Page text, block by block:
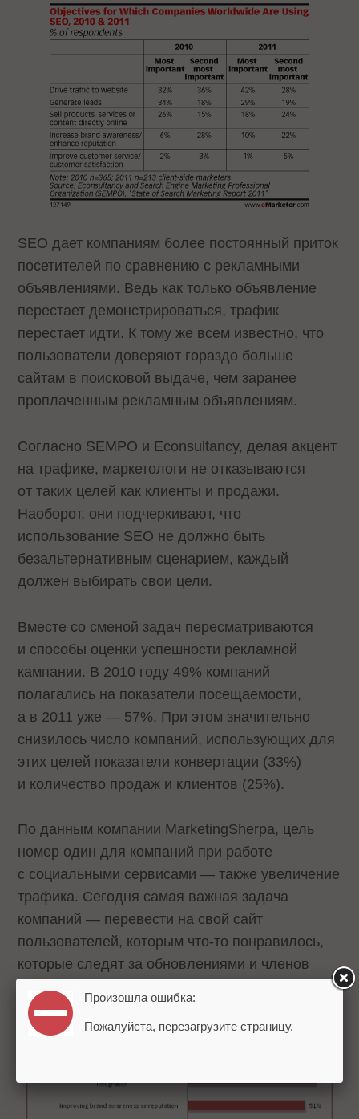
SEO дает компаниям более постоянный приток
посетителей по сравнению с рекламными
объявлениями. Ведь как только объявление
перестает демонстрироваться, трафик
перестает идти. К тому же всем известно, что
пользователи доверяют гораздо больше
сайтам в поисковой выдаче, чем заранее
проплаченным рекламным объявлениям.
Согласно SEMPO и Econsultancy, делая акцент
на трафике, маркетологи не отказываются
от таких целей как клиенты и продажи.
Наоборот, они подчеркивают, что
использование SEO не должно быть
безальтернативным сценарием, каждый
должен выбирать свои цели.
Вместе со сменой задач пересматриваются
и способы оценки успешности рекламной
кампании. В 2010 году 49% компаний
полагались на показатели посещаемости,
а в 2011 уже — 57%. При этом значительно
снизилось число компаний, использующих для
этих целей показатели конвертации (33%)
и количество продаж и клиентов (25%).
По данным компании MarketingSherpa, цель
номер один для компаний при работе
с социальными сервисами — также увеличение
трафика. Сегодня самая важная задача
компаний — перевести на свой сайт
пользователей, которым что-то понравилось,
которые следят за обновлениями и членов
групп. И только 45% компаний ждут, что эти
пользователи превратятся в полноценных
клиентов.
Произошла ошибка:
Пожалуйста, перезагрузите страницу.